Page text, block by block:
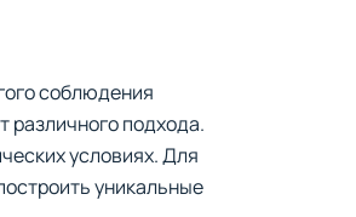
соблюдения
различного подхода.
условиях. Для
уникальные